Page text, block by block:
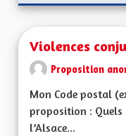
Violences
Proposition
Mon Code postal
proposition :
l’Alsace...